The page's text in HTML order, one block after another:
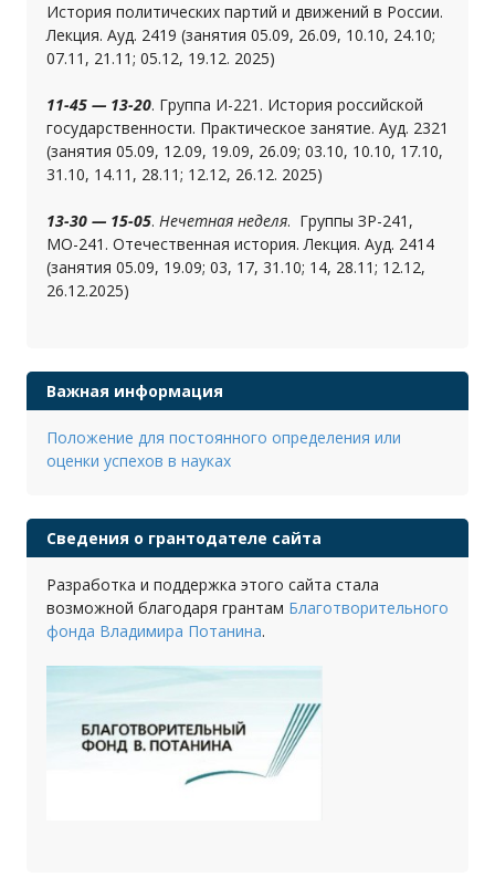
История политических партий и движений в России.
Лекция. Ауд. 2419 (занятия 05.09, 26.09, 10.10, 24.10;
07.11, 21.11; 05.12, 19.12. 2025)
11-45 — 13-20. Группа И-221. История российской
государственности. Практическое занятие. Ауд. 2321
(занятия 05.09, 12.09, 19.09, 26.09; 03.10, 10.10, 17.10,
31.10, 14.11, 28.11; 12.12, 26.12. 2025)
13-30 — 15-05. Нечетная неделя. Группы ЗР-241,
МО-241. Отечественная история. Лекция. Ауд. 2414
(занятия 05.09, 19.09; 03, 17, 31.10; 14, 28.11; 12.12,
26.12.2025)
Важная информация
Положение для постоянного определения или
оценки успехов в науках
Сведения о грантодателе сайта
Разработка и поддержка этого сайта стала
возможной благодаря грантам Благотворительного
фонда Владимира Потанина.